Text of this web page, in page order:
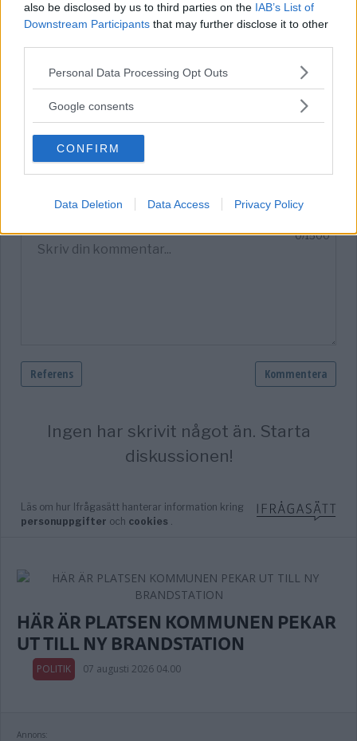
also be disclosed by us to third parties on the IAB’s List of
Downstream Participants that may further disclose it to other
Please note that this website/app uses one or more Google
not limited to your visit or usage behaviour. You may click to
use your data for below specified purposes in below Google
consent section.
Personal Data Processing Opt Outs
Google consents
CONFIRM
Data Deletion Data Access Privacy Policy
KOMMUNENS KRAV ÄR EN KOPIA AV ERICA GRAWÉS CV
Kommentarerna nedan omfattas inte av utgivningsbeviset
för www.dagensvimmerby.se.
HÄR ÄR PLATSEN KOMMUNEN PEKAR
UT TILL NY BRANDSTATION
POLITIK 07 augusti 2026 04.00
Annons: